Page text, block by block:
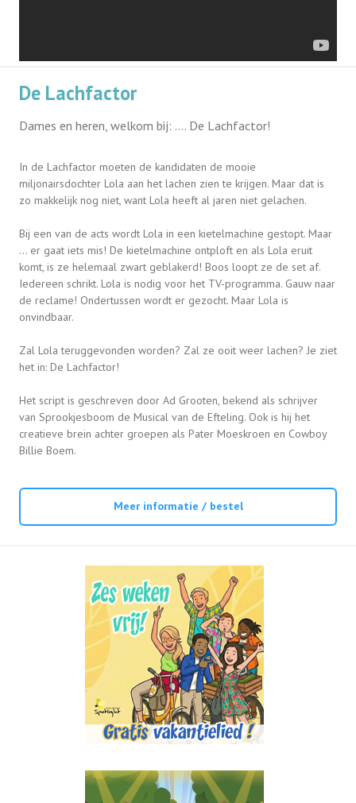
De Lachfactor
Dames en heren, welkom bij: …. De Lachfactor!
In de Lachfactor moeten de kandidaten de mooie
miljonairsdochter Lola aan het lachen zien te krijgen. Maar dat is
zo makkelijk nog niet, want Lola heeft al jaren niet gelachen.
Bij een van de acts wordt Lola in een kietelmachine gestopt. Maar
… er gaat iets mis! De kietelmachine ontploft en als Lola eruit
komt, is ze helemaal zwart geblakerd! Boos loopt ze de set af.
Iedereen schrikt. Lola is nodig voor het TV-programma. Gauw naar
de reclame! Ondertussen wordt er gezocht. Maar Lola is
onvindbaar.
Zal Lola teruggevonden worden? Zal ze ooit weer lachen? Je ziet
het in: De Lachfactor!
Het script is geschreven door Ad Grooten, bekend als schrijver
van Sprookjesboom de Musical van de Efteling. Ook is hij het
creatieve brein achter groepen als Pater Moeskroen en Cowboy
Billie Boem.
Meer informatie / bestel